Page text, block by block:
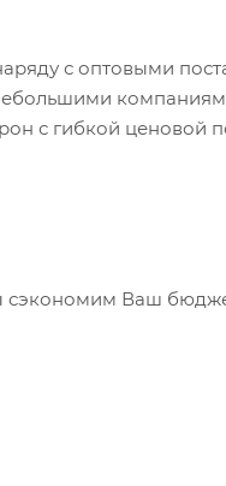
с оптовыми
с гибкой ценовой
сэкономим Ваш